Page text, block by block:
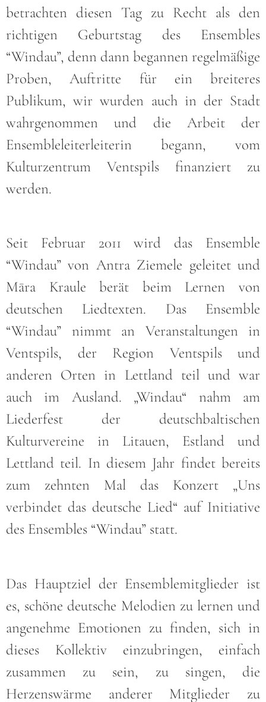
betrachten diesen Tag zu Recht als den
richtigen Geburtstag des Ensembles
“Windau”, denn dann begannen regelmäßige
Proben, Auftritte für ein breiteres
Publikum, wir wurden auch in der Stadt
wahrgenommen und die Arbeit der
Ensembleleiterleiterin begann, vom
Kulturzentrum Ventspils finanziert zu
werden.
Seit Februar 2011 wird das Ensemble
“Windau” von Antra Ziemele geleitet und
Māra Kraule berät beim Lernen von
deutschen Liedtexten. Das Ensemble
“Windau” nimmt an Veranstaltungen in
Ventspils, der Region Ventspils und
anderen Orten in Lettland teil und war
auch im Ausland. „Windau“ nahm am
Liederfest der deutschbaltischen
Kulturvereine in Litauen, Estland und
Lettland teil. In diesem Jahr findet bereits
zum zehnten Mal das Konzert „Uns
verbindet das deutsche Lied“ auf Initiative
des Ensembles “Windau” statt.
Das Hauptziel der Ensemblemitglieder ist
es, schöne deutsche Melodien zu lernen und
angenehme Emotionen zu finden, sich in
dieses Kollektiv einzubringen, einfach
zusammen zu sein, zu singen, die
Herzenswärme anderer Mitglieder zu